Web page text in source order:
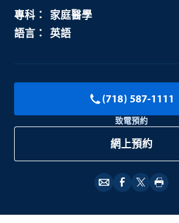
家庭醫學
英語
(718) 587-1111
致電預約
網上預約